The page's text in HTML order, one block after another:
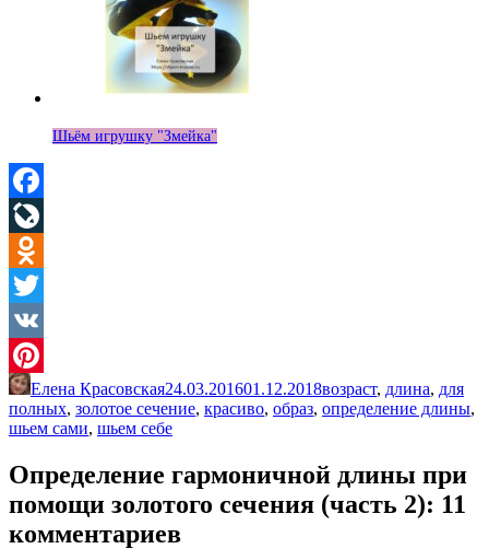
Шьём игрушку "Змейка"
Facebook
LiveJournal
Odnoklassniki
Twitter
VK
Pinterest
Елена Красовская24.03.201601.12.2018возраст, длина, для
полных, золотое сечение, красиво, образ, определение длины,
шьем сами, шьем себе
Определение гармоничной длины при
помощи золотого сечения (часть 2): 11
комментариев